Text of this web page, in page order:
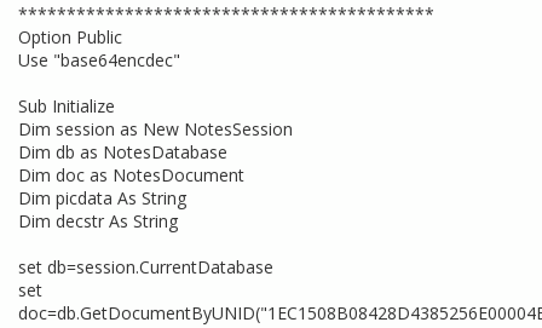
*******************************************
Option Public
Use "base64encdec"
Sub Initialize
Dim session as New NotesSession
Dim db as NotesDatabase
Dim doc as NotesDocument
Dim picdata As String
Dim decstr As String
set db=session.CurrentDatabase
set